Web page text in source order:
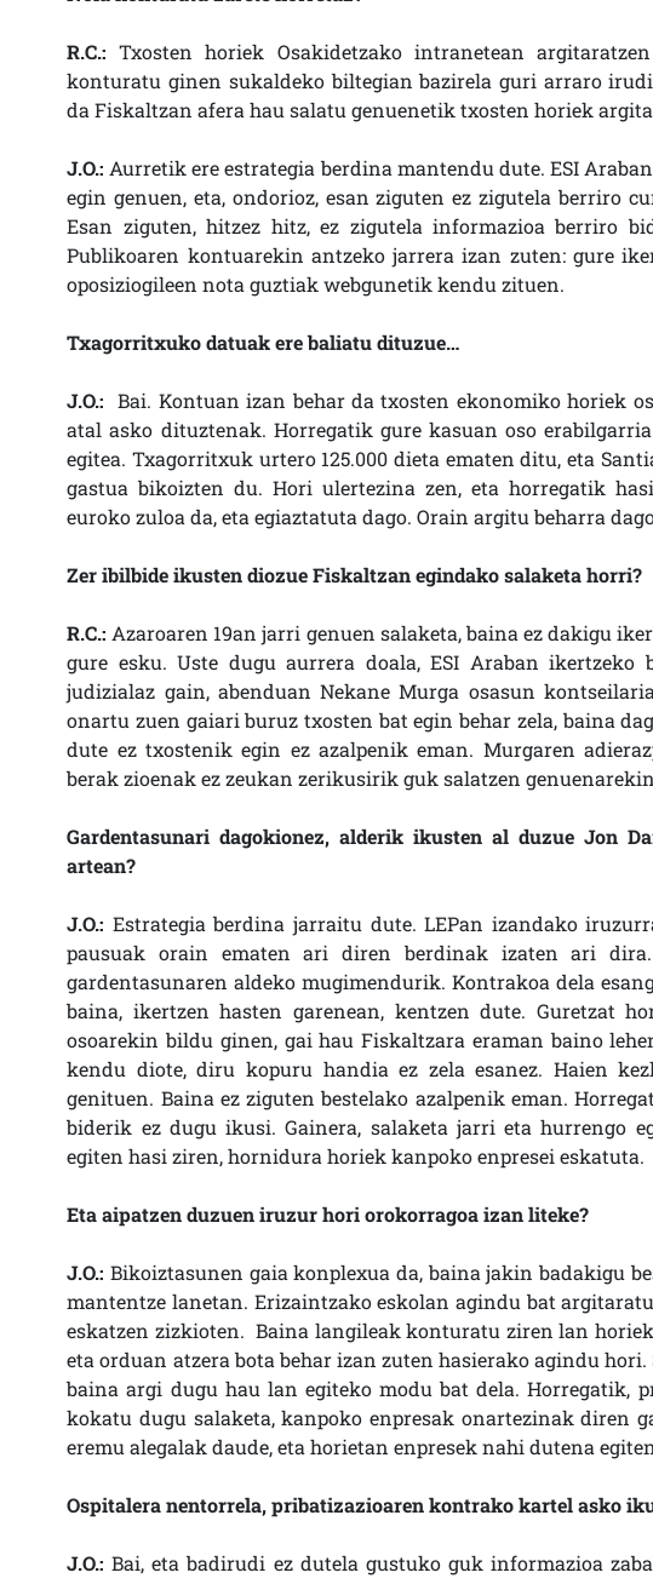
R.C.: Txosten horiek Osakidetzako intranetean
konturatu ginen sukaldeko biltegian bazirela guri arraro
da Fiskaltzan afera hau salatu genuenetik txosten horiek
J.O.: Aurretik ere estrategia berdina mantendu dute. ESI
egin genuen, eta, ondorioz, esan ziguten ez zigutela berriro
Esan ziguten, hitzez hitz, ez zigutela informazioa berriro
Publikoaren kontuarekin antzeko jarrera izan zuten: gure
oposiziogileen nota guztiak webgunetik kendu zituen.
Txagorritxuko datuak ere baliatu dituzue…
J.O.: Bai. Kontuan izan behar da txosten ekonomiko horiek
atal asko dituztenak. Horregatik gure kasuan oso
egitea. Txagorritxuk urtero 125.000 dieta ematen ditu, eta
gastua bikoizten du. Hori ulertezina zen, eta horregatik
euroko zuloa da, eta egiaztatuta dago. Orain argitu beharra
Zer ibilbide ikusten diozue Fiskaltzan egindako salaketa horri?
R.C.: Azaroaren 19an jarri genuen salaketa, baina ez dakigu
gure esku. Uste dugu aurrera doala, ESI Araban
judizialaz gain, abenduan Nekane Murga osasun
onartu zuen gaiari buruz txosten bat egin behar zela, baina
dute ez txostenik egin ez azalpenik eman. Murgaren
berak zioenak ez zeukan zerikusirik guk salatzen
Gardentasunari dagokionez, alderik ikusten al duzue Jon
artean?
J.O.: Estrategia berdina jarraitu dute. LEPan izandako
pausuak orain ematen ari diren berdinak izaten ari
gardentasunaren aldeko mugimendurik. Kontrakoa dela
baina, ikertzen hasten garenean, kentzen dute. Guretzat
osoarekin bildu ginen, gai hau Fiskaltzara eraman baino
kendu diote, diru kopuru handia ez zela esanez. Haien
genituen. Baina ez ziguten bestelako azalpenik eman.
biderik ez dugu ikusi. Gainera, salaketa jarri eta hurrengo
egiten hasi ziren, hornidura horiek kanpoko enpresei eskatuta.
Eta aipatzen duzuen iruzur hori orokorragoa izan liteke?
J.O.: Bikoiztasunen gaia konplexua da, baina jakin badakigu
mantentze lanetan. Erizaintzako eskolan agindu bat
eskatzen zizkioten. Baina langileak konturatu ziren lan
eta orduan atzera bota behar izan zuten hasierako agindu
baina argi dugu hau lan egiteko modu bat dela. Horregatik,
kokatu dugu salaketa, kanpoko enpresak onartezinak diren
eremu alegalak daude, eta horietan enpresek nahi dutena
Ospitalera nentorrela, pribatizazioaren kontrako kartel asko
J.O.: Bai, eta badirudi ez dutela gustuko guk informazioa